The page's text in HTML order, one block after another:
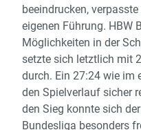
beeindrucken,
eigenen Führung. HBW
Möglichkeiten in der
setzte sich letztlich mit
durch. Ein 27:24 wie im
den Spielverlauf sicher
den Sieg konnte sich
Bundesliga besonders